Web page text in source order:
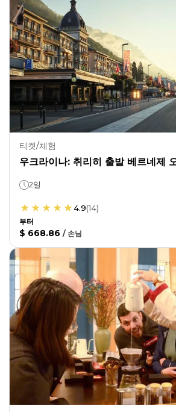
티켓/체험
우크라이나: 취리히 출발 베르네제
2일
4.9(14)
부터
$ 668.86 / 손님